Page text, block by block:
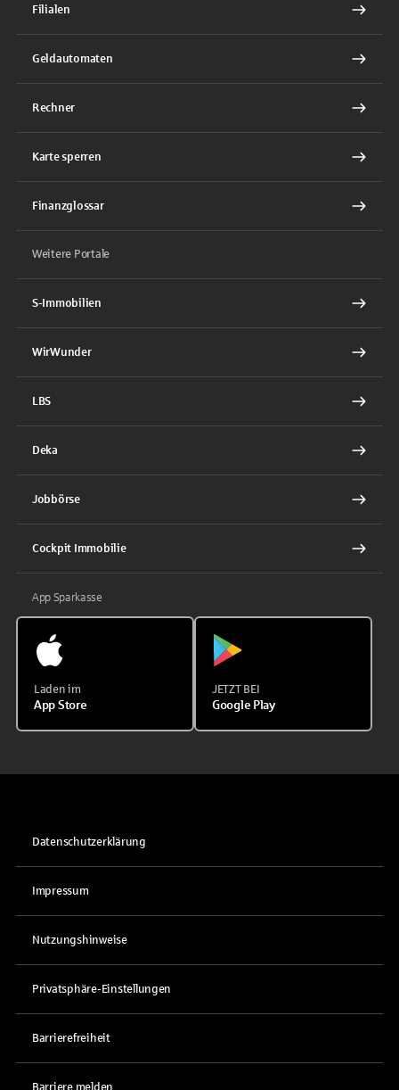
Filialen
Geldautomaten
Rechner
Karte sperren
Finanzglossar
Weitere Portale
S-Immobilien
WirWunder
LBS
Deka
Jobbörse
Cockpit Immobilie
App Sparkasse
Laden im
App Store
JETZT BEI
Google Play
Datenschutzerklärung
Impressum
Nutzungshinweise
Privatsphäre-Einstellungen
Barrierefreiheit
Barriere melden